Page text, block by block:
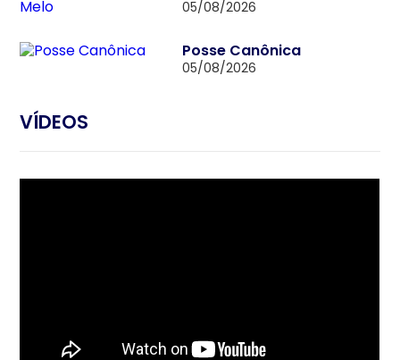
05/08/2026
Posse Canônica
05/08/2026
VÍDEOS